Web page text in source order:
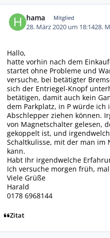
hama Mitglied
28. März 2020 um 18:1428.
Hallo,
hatte vorhin nach dem
startet ohne Probleme und
versuche, bei betätigter
sich der Entriegel-Knopf
betätigen, damit auch kein
dem Parkplatz, in P würde
Abschlepper ziehen können.
von Magnetschalter gelesen,
gekoppelt ist, und
Schaltkulisse, mit der man im
kann.
Habt Ihr irgendwelche
Ich versuche morgen früh,
Viele Grüße
Harald
0178 6968144
Zitat